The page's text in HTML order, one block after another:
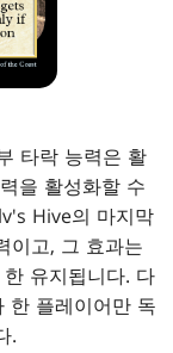
타락 능력은 활
을 활성화할 수
Hive의 마지막
이고, 그 효과는
유지됩니다. 다
한 플레이어만 독
.